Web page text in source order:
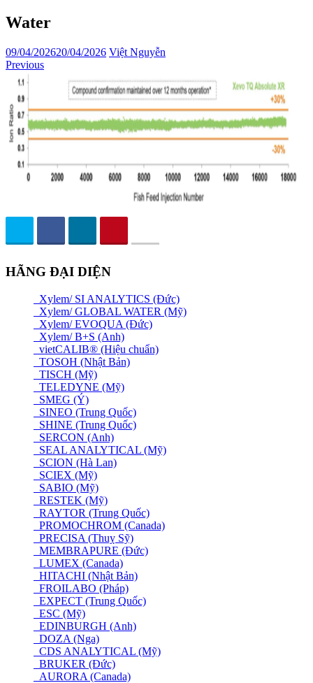
Water
09/04/202620/04/2026 Việt Nguyễn
Previous
HÃNG ĐẠI DIỆN
Xylem/ SI ANALYTICS (Đức)
Xylem/ GLOBAL WATER (Mỹ)
Xylem/ EVOQUA (Đức)
Xylem/ B+S (Anh)
vietCALIB® (Hiệu chuẩn)
TOSOH (Nhật Bản)
TISCH (Mỹ)
TELEDYNE (Mỹ)
SMEG (Ý)
SINEO (Trung Quốc)
SHINE (Trung Quốc)
SERCON (Anh)
SEAL ANALYTICAL (Mỹ)
SCION (Hà Lan)
SCIEX (Mỹ)
SABIO (Mỹ)
RESTEK (Mỹ)
RAYTOR (Trung Quốc)
PROMOCHROM (Canada)
PRECISA (Thuỵ Sỹ)
MEMBRAPURE (Đức)
LUMEX (Canada)
HITACHI (Nhật Bản)
FROILABO (Pháp)
EXPECT (Trung Quốc)
ESC (Mỹ)
EDINBURGH (Anh)
DOZA (Nga)
CDS ANALYTICAL (Mỹ)
BRUKER (Đức)
AURORA (Canada)